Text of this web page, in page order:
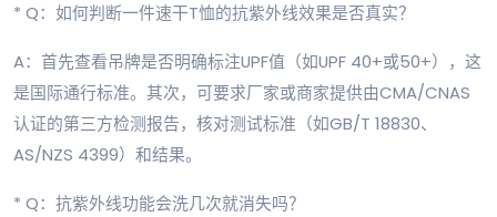
* Q：如何判断一件速干T恤的抗紫外线效果是否真实？
A：首先查看吊牌是否明确标注UPF值（如UPF 40+或50+），这
是国际通行标准。其次，可要求厂家或商家提供由CMA/CNAS
认证的第三方检测报告，核对测试标准（如GB/T 18830、
AS/NZS 4399）和结果。
* Q：抗紫外线功能会洗几次就消失吗？